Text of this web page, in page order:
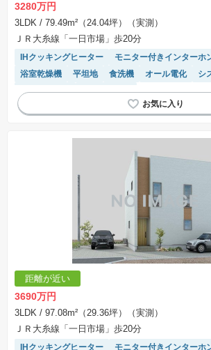
表示されておりません。
※取引にかかる費用：物件の契約手続き、決済、引き渡し時にか
不動産会社によって表記有無が異なるため、ご自身で十分な確
いたします。
場合があります。
3280万円
3LDK / 79.49m²（24.04坪）（実測）
ＪＲ大糸線「一日市場」歩20分
IHクッキングヒーター モニター付きインターホ
浴室乾燥機
平坦地 食洗機 オール電化
シ
対面キッチン
温水洗浄便座
距離が近い
3690万円
3LDK / 97.08m²（29.36坪）（実測）
ＪＲ大糸線「一日市場」歩20分
IHクッキングヒーター モニター付きインターホ